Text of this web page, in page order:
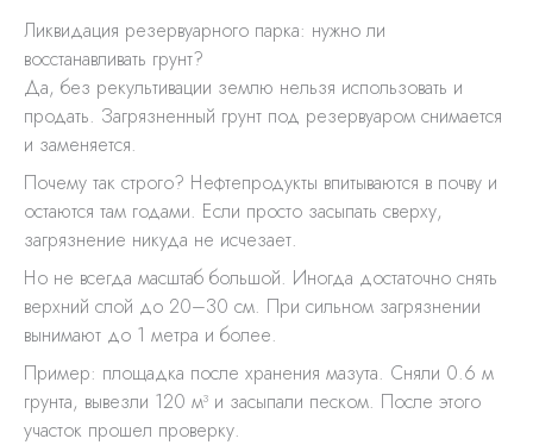
Ликвидация резервуарного парка: нужно ли
восстанавливать грунт?
Да, без рекультивации землю нельзя использовать и
продать. Загрязненный грунт под резервуаром снимается
и заменяется.
Почему так строго? Нефтепродукты впитываются в почву и
остаются там годами. Если просто засыпать сверху,
загрязнение никуда не исчезает.
Но не всегда масштаб большой. Иногда достаточно снять
верхний слой до 20–30 см. При сильном загрязнении
вынимают до 1 метра и более.
Пример: площадка после хранения мазута. Сняли 0.6 м
грунта, вывезли 120 м³ и засыпали песком. После этого
участок прошел проверку.